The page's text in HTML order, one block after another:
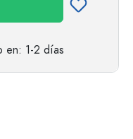
en: 1-2 días